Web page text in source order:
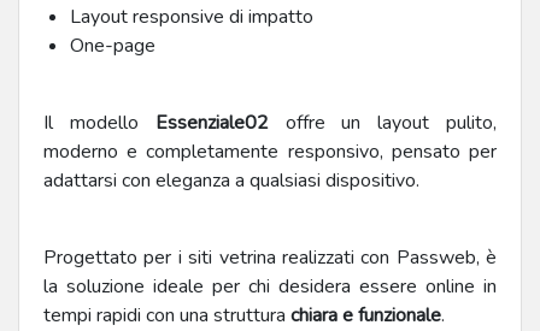
Layout responsive di impatto
One-page
Il modello Essenziale02offre un layout pulito,
moderno e completamente responsivo, pensato per
adattarsi con eleganza a qualsiasi dispositivo.
Progettato per i siti vetrina realizzati con Passweb, è
la soluzione ideale per chi desidera essere online in
tempi rapidi con una struttura chiara e funzionale.